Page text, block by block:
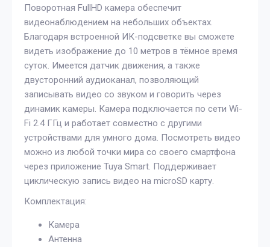
Поворотная FullHD камера обеспечит
видеонаблюдением на небольших объектах.
Благодаря встроенной ИК-подсветке вы сможете
видеть изображение до 10 метров в тёмное время
суток. Имеется датчик движения, а также
двусторонний аудиоканал, позволяющий
записывать видео со звуком и говорить через
динамик камеры. Камера подключается по сети Wi-
Fi 2.4 ГГц и работает совместно с другими
устройствами для умного дома. Посмотреть видео
можно из любой точки мира со своего смартфона
через приложение Tuya Smart. Поддерживает
циклическую запись видео на microSD карту.
Комплектация:
Камера
Антенна